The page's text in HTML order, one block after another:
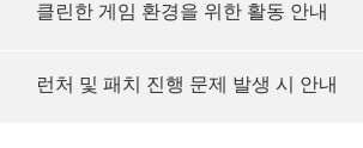
클린한 게임 환경을 위한 활동 안내
런처 및 패치 진행 문제 발생 시 안내